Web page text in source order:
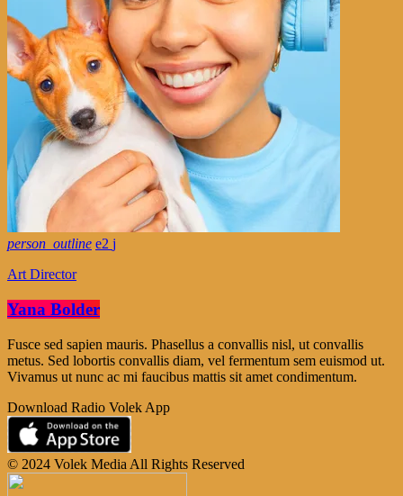
person_outline
2
Art Director
Yana Bolder
Fusce sed sapien mauris. Phasellus a convallis nisl, ut convallis
metus. Sed lobortis convallis diam, vel fermentum sem euismod ut.
Vivamus ut nunc ac mi faucibus mattis sit amet condimentum.
Download Radio Volek App
© 2024 Volek Media All Rights Reserved